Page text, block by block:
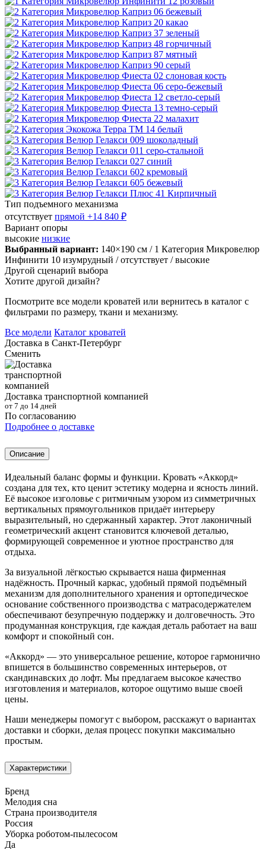
Тип подъемного механизма
отсутствует прямой +14 840 ₽
Вариант опоры
высокие низкие
Выбранный вариант: 140×190 см / 1 Категория Микровелюр
Инфинити 10 изумрудный / отсутствует / высокие
Другой сценарий выбора
Хотите другой дизайн?
Посмотрите все модели кроватей или вернитесь в каталог с
фильтрами по размеру, ткани и механизму.
Все модели Каталог кроватей
Доставка в Санкт-Петербург
Сменить
Доставка транспортной компанией
от 7 до 14 дней
По согласованию
Подробнее о доставке
Описание
Идеальный баланс формы и функции. Кровать «Аккорд»
создана для тех, кто ценит эстетику модерна и ясность линий.
Её высокое изголовье с ритмичным узором из симметричных
вертикальных прямоугольников придаёт интерьеру
выразительный, но сдержанный характер. Этот лаконичный
геометрический акцент становится ключевой деталью,
формирующей современное и уютное пространство для
отдыха.
За визуальной лёгкостью скрывается наша фирменная
надёжность. Прочный каркас, удобный прямой подъёмный
механизм для дополнительного хранения и ортопедическое
основание собственного производства с матрасодержателем
обеспечивают безупречную поддержку и долговечность. Это
продуманная конструкция, где каждая деталь работает на ваш
комфорт и спокойный сон.
«Аккорд» — это универсальное решение, которое гармонично
впишется в большинство современных интерьеров, от
скандинавских до лофт. Мы предлагаем высокое качество
изготовления и материалов, которое ощутимо выше своей
цены.
Наши менеджеры помогут с выбором, расскажут о вариантах
доставки и сборки, делая процесс покупки максимально
простым.
Характеристики
Бренд
Мелодия сна
Страна производителя
Россия
Уборка роботом-пылесосом
Да